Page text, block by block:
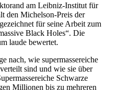
am Leibniz-Institut für
den Michelson-Preis der
für seine Arbeit zum
Black Holes“. Die
laude bewertet.
nach, wie supermassereiche
sind und wie sie über
Schwarze
Millionen bis zu mehreren